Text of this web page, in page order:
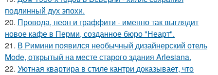
подлинный дух эпохи.
20. Провода, неон и граффити - именно так выглядит
новое кафе в Перми, созданное бюро "Неарт".
21. В Римини появился необычный дизайнерский отель
Mode, открытый на месте старого здания Arlesiana.
22. Уютная квартира в стиле кантри доказывает, что